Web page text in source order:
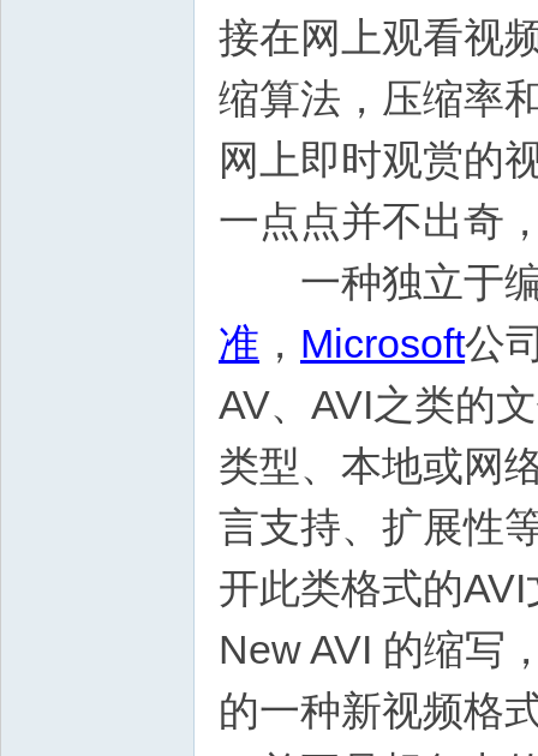
接在网上观看视
缩算法，压缩率
网上即时观赏的
一点点并不出奇
一种独立于编
准 ， Microsoft公
AV、AVI之类的
类型、本地或网
言支持、扩展性
开此类格式的
New AVI 的缩写
的一种新视频格